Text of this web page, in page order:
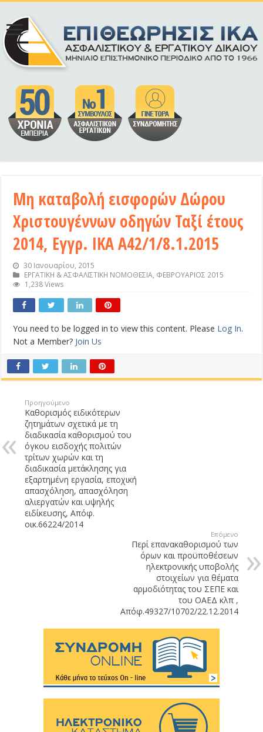
Μη καταβολή εισφορών Δώρου
Χριστουγέννων οδηγών Ταξί έτους
2014, Εγγρ. ΙΚΑ Α42/1/8.1.2015
30 Ιανουαρίου, 2015
ΕΡΓΑΤΙΚΗ & ΑΣΦΑΛΙΣΤΙΚΗ ΝΟΜΟΘΕΣΙΑ, ΦΕΒΡΟΥΑΡΙΟΣ 2015
1,238 Views
You need to be logged in to view this content. Please Log In.
Not a Member? Join Us
Προηγούμενο
Καθορισμός ειδικότερων
ζητημάτων σχετικά με τη
διαδικασία καθορισμού του
όγκου εισδοχής πολιτών
τρίτων χωρών και τη
διαδικασία μετάκλησης για
εξαρτημένη εργασία, εποχική
απασχόληση, απασχόληση
αλιεργατών και υψηλής
ειδίκευσης, Απόφ.
οικ.66224/2014
Επόμενο
Περί επανακαθορισμού των
όρων και προϋποθέσεων
ηλεκτρονικής υποβολής
στοιχείων για θέματα
αρμοδιότητας του ΣΕΠΕ και
του ΟΑΕΔ κλπ ,
Απόφ.49327/10702/22.12.2014